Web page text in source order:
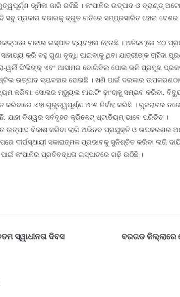
ଭୂମିକା ଜାରି ରଖିଛି । କଂପାନିର ଉତ୍ପାଦ ଓ ବ୍ରାଣ୍ଡ୍
ସବୁ ପ୍ରକାର ବଜାରକୁ ଦ୍ରୁତ ଗତିରେ ସମ୍ପ୍ରସାରିତ ହୋଇ
ଟାଟାର ଇସ୍ପାତ ବ୍ୟବହାର ହେଉଛି । ଅତିକମ୍‌ରେ ୪୦
କରି ବହୁ ଗୁଣା ବୃଦ୍ଧି ପାଇବାକୁ ଥିବା ଯାତ୍ରୀଙ୍କ ଚାହିଦା
ୱର୍ଲି ସି’ଲିଙ୍କ୍ ଏବଂ ଆସାମର ବୋଗିବିଲ ପୋଲ ଭଳି ପ୍ରମୁଖ
ଷ୍ଟିଲ ଉତ୍ପାଦ ବ୍ୟବହାର ହୋଇଛି । ଖଣି ପାଇଁ ଦରକାର
ସୋଲାର ମଡ୍ୟୁଲ ମାଉଟିଂ ଢ଼ାଂଚାକୁ ସମ୍ଭବ କରିବା, ବିଦ୍ୟୁତ
ଏହା ଗୁରୁତ୍ୱପୂର୍ଣ୍ଣ ଅଂଶ ନିର୍ବାହ କରିଛି । ଗୁଜରାଟର
ଯାହା ବିଶ୍ୱର ସର୍ବବୃହତ କ୍ରିକେଟ୍ ଷ୍ଟାଡିୟମ୍ ଭାବେ ପରିଚିତ ।
ବିକାଶ କରିବା ଲାଗି ଅଭିନବ ପ୍ରଯୁକ୍ତି ଓ ଉପକରଣର
ଦୀର୍ଘସ୍ଥାୟୀ ସକାରାତ୍ମକ ପ୍ରଭାବକୁ ସୁନିଶ୍ଚିତ କରିବା ଲାଗି
କଂପାନିର ପ୍ରତିବଦ୍ଧତା ଇସ୍ପାତରେ ଗଢ଼ି ଉଠିଛି ।
ସ୍ୱାଧୀନତା ଦିବସ
ବରଗଡ ଜିଲ୍ଲାରେ